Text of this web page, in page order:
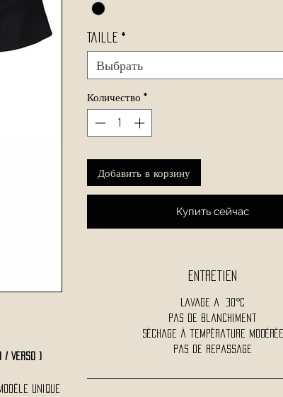
/ Verso )
unique
Taille *
Выбрать
Количество *
Добавить в корзину
Купить сейчас
Entretien
Lavage a 30°C
Pas de blanchiment
Séchage à température modérée
Pas de repassage